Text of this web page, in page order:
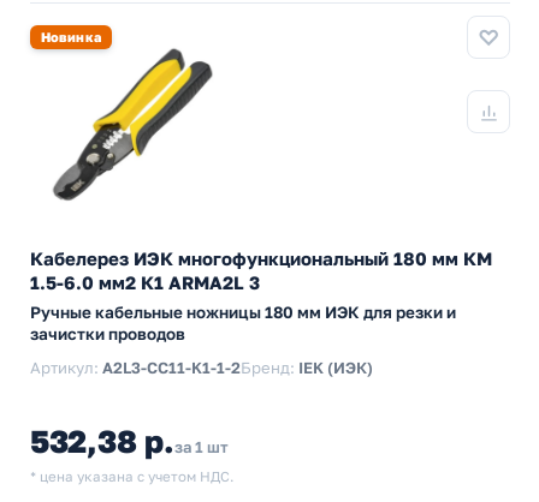
Новинка
Кабелерез ИЭК многофункциональный 180 мм КМ
1.5-6.0 мм2 К1 ARMA2L 3
Ручные кабельные ножницы 180 мм ИЭК для резки и
зачистки проводов
Артикул: A2L3-CC11-K1-1-2Бренд: IEK (ИЭК)
532,38 р.за 1 шт
* цена указана с учетом НДС.